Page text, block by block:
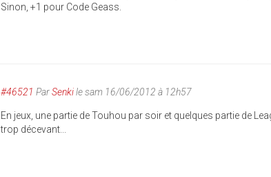
Sinon, +1 pour Code Geass.
#46521 ParSenkile sam 16/06/2012 à 12h57
En jeux, une partie de Touhou par soir et quelques partie de
trop décevant...